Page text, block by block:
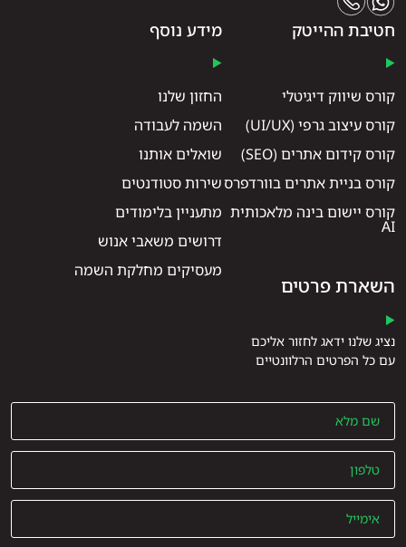
חטיבת ההייטק
קורס שיווק דיגיטלי
קורס עיצוב גרפי (UI/UX)
קורס קידום אתרים (SEO)
קורס בניית אתרים בוורדפרס
קורס יישום בינה מלאכותית
AI
מידע נוסף
החזון שלנו
השמה לעבודה
שואלים אותנו
שירות סטודנטים
מתעניין בלימודים
דרושים משאבי אנוש
מעסיקים מחלקת השמה
השארת פרטים
נציג שלנו ידאג לחזור אליכם
עם כל הפרטים הרלוונטיים